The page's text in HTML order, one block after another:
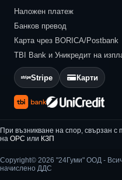
Наложен платеж
Банков превод
Карта чрез BORICA/Postbank
TBI Bank и Уникредит на
Stripe Карти
При възникване на спор, свързан с
на ОРС или КЗП
Copyright© 2026 "24Гуми" ООД -
начислено ДДС